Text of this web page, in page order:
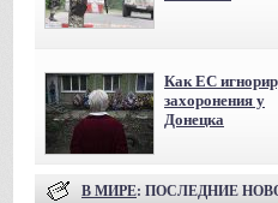
Как ЕС
захоронения у
Донецка
В МИРЕ: ПОСЛЕДНИЕ